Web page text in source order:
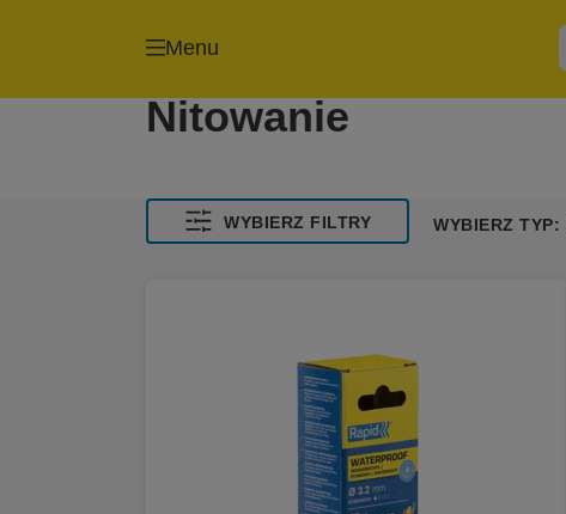
Menu
Nitowanie
WYBIERZ FILTRY WYBIERZ TYP: